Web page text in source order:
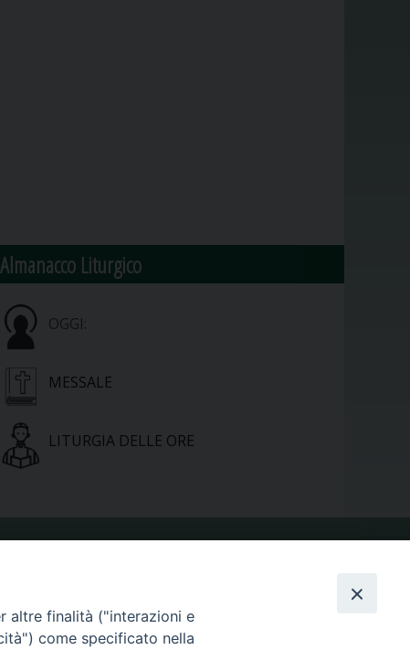
Almanacco Liturgico
OGGI:
MESSALE
LITURGIA DELLE ORE
PHOTOGALLERY
altre finalità ("interazioni e
come specificato nella